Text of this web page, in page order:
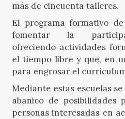
más de cincuenta talleres.
El programa formativo
fomentar la
ofreciendo actividades
el tiempo libre y que, en
para engrosar el
Mediante estas escuelas
abanico de posibilidades
personas interesadas en